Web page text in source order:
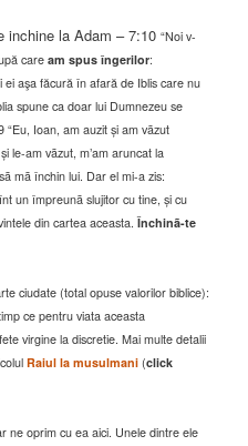
inchine la Adam – 7:10“Noi v-
caream spus îngerilor:
ei aşa făcură în afară de Iblis care nu
spune ca doar lui Dumnezeu se
“Eu, Ioan, am auzit și am vãzut
le-am vãzut, m’am aruncat la
mã închin lui. Dar el mi-a zis:
un împreunã slujitor cu tine, și cu
din cartea aceasta.Închinã-te
ciudate (total opuse valorilor biblice):
ce pentru viata aceasta
virgine la discretie. Mai multe detalii
Raiul la musulmani (click
ne oprim cu ea aici. Unele dintre ele